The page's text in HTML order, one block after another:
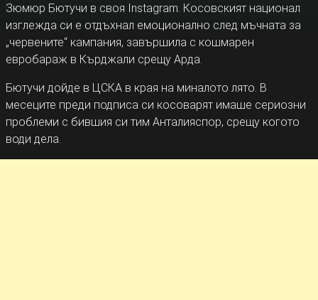
Зюмюр Бютучи в своя Instagram. Косовският национал
изглежда си е отдъхнал емоционално след мъчната за
„червените“ кампания, завършила с кошмарен
евробараж в Кърджали срещу Арда.
Бютучи дойде в ЦСКА в края на миналото лято. В
месеците преди подписа си косоварят имаше сериозни
проблеми с бившия си тим Анталияспор, срещу когото
води дела.